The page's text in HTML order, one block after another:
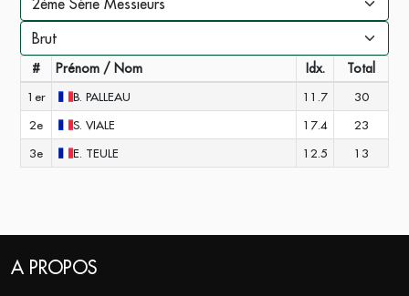
# Prénom / Nom Idx. Total
1er B. PALLEAU 11.7
30
2e
S. VIALE 17.4
23
3e
E. TEULE 12.5 13
A PROPOS